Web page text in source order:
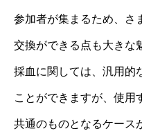
参加者が集まるため、さ
交換ができる点も大きな
採血に関しては、汎用的
ことができますが、使用
共通のものとなるケース